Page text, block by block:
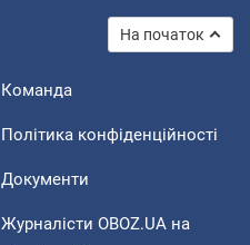
На початок
Команда
Політика конфіденційності
Документи
Журналісти OBOZ.UA на